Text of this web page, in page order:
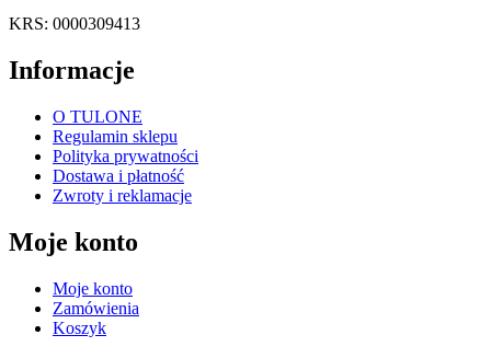
KRS: 0000309413
Informacje
O TULONE
Regulamin sklepu
Polityka prywatności
Dostawa i płatność
Zwroty i reklamacje
Moje konto
Moje konto
Zamówienia
Koszyk